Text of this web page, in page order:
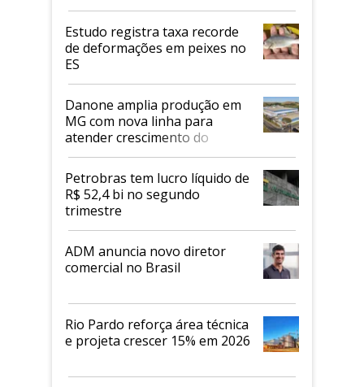
Estudo registra taxa recorde
de deformações em peixes no
ES
Danone amplia produção em
MG com nova linha para
atender crescimento do
mercado de alimentos
proteicos
Petrobras tem lucro líquido de
R$ 52,4 bi no segundo
trimestre
ADM anuncia novo diretor
comercial no Brasil
Rio Pardo reforça área técnica
e projeta crescer 15% em 2026